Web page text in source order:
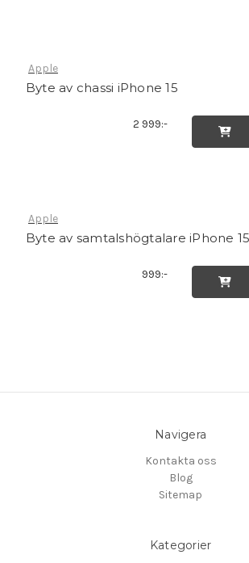
Apple
Byte av chassi iPhone 15
2 999:-

Apple
Byte av samtalshögtalare iPhone 15
999:-

Navigera
Kontakta oss
Blog
Sitemap
Kategorier